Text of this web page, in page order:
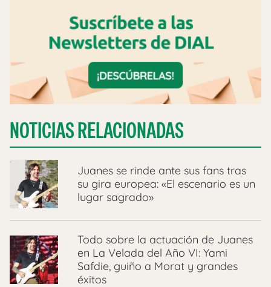
NOTICIAS RELACIONADAS
Juanes se rinde ante sus fans tras
su gira europea: «El escenario es un
lugar sagrado»
Todo sobre la actuación de Juanes
en La Velada del Año VI: Yami
Safdie, guiño a Morat y grandes
éxitos